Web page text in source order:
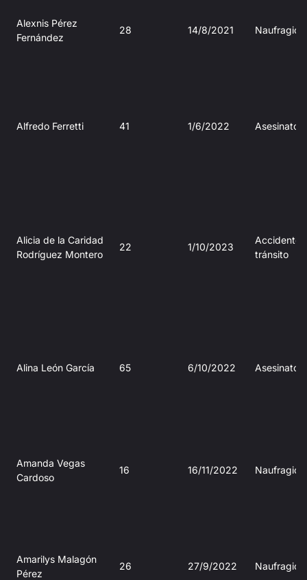
Alexnis Pérez
Fernández
28 14/8/2021 Naufragio
Alfredo Ferretti 41 1/6/2022 Asesinato
Alicia de la Caridad
Rodríguez Montero
22 1/10/2023
Accidente
tránsito
Alina León García 65 6/10/2022 Asesinato
Amanda Vegas
Cardoso
16 16/11/2022 Naufragio
Amarilys Malagón
Pérez
26 27/9/2022 Naufragio